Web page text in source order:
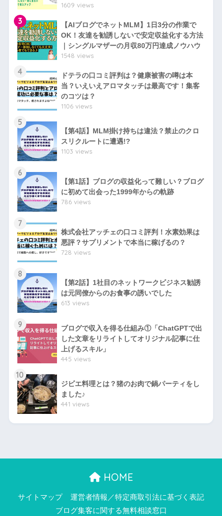
1609 views
3
【AIブログでネットMLM】1日3分の作業で
OK！友達を勧誘しないで安定収益化する方法
｜シングルマザーの月収80万円達成ノウハウ
1548 views
4
ドテラの口コミ評判は？健康被害の噂は本
当？いえいえアロマタッチは最高です！集客
のコツは？
1106 views
5
【第4話】MLM掛け持ちは違法？禁止のクロ
スリクルートに遭遇!?
1103 views
6
【第1話】ブログの収益化って難しい？ブログ
に初めて出会った1999年からの軌跡
786 views
7
株式会社アッチェの口コミ評判！水素効果は
悪評？サプリメントで本当に稼げるの？
728 views
8
【第2話】1社目のネットワークビジネス勧誘
は元同僚からのお食事の誘いでした
613 views
9
ブログで収入を得る仕組み①「ChatGPTで出
した文章をリライトしてオリジナル記事に仕
上げるスキル」
445 views
10
ジビエ料理とは？猪のお肉で鍋パーティをし
ました♪
441 views
HOME
サイトマップ
運営者情報／特定商取引法に基づく表記
ブログ集客に関する無料相談窓口